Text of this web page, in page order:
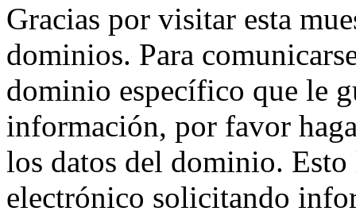
Gracias por visitar esta
dominios. Para
dominio específico que le
información, por favor
los datos del dominio.
electrónico solicitando